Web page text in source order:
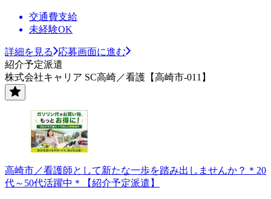
交通費支給
未経験OK
詳細を見る
応募画面に進む
紹介予定派遣
株式会社キャリア SC高崎／看護【高崎市-011】
高崎市／看護師として新たな一歩を踏み出しませんか？＊20
代～50代活躍中＊【紹介予定派遣】